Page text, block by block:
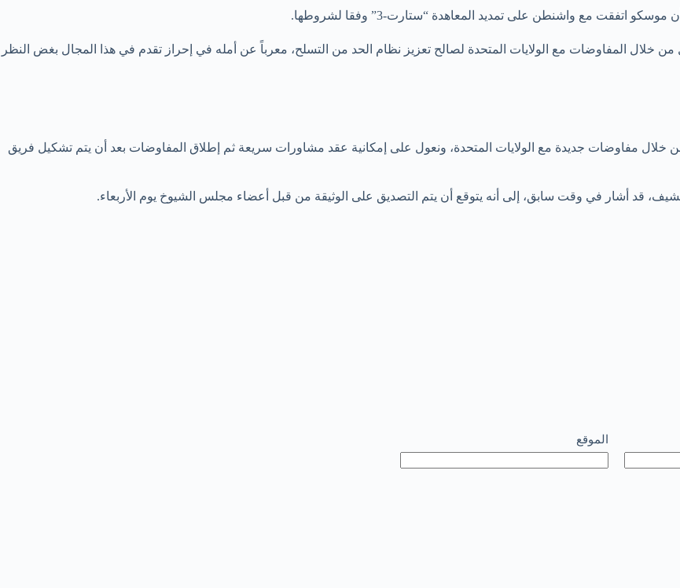
اتفقت مع واشنطن على تمديد المعاهدة “ستارت-3” وفقا لشروطها.
خلال المفاوضات مع الولايات المتحدة لصالح تعزيز نظام الحد من التسلح، معرباً عن أمله في إحراز تقدم في هذا المجال بغض النظر
من خلال مفاوضات جديدة مع الولايات المتحدة، ونعول على إمكانية عقد مشاورات سريعة ثم إطلاق المفاوضات بعد أن يتم تشكيل فريق
قد أشار في وقت سابق، إلى أنه يتوقع أن يتم التصديق على الوثيقة من قبل أعضاء مجلس الشيوخ يوم الأربعاء.
الموقع